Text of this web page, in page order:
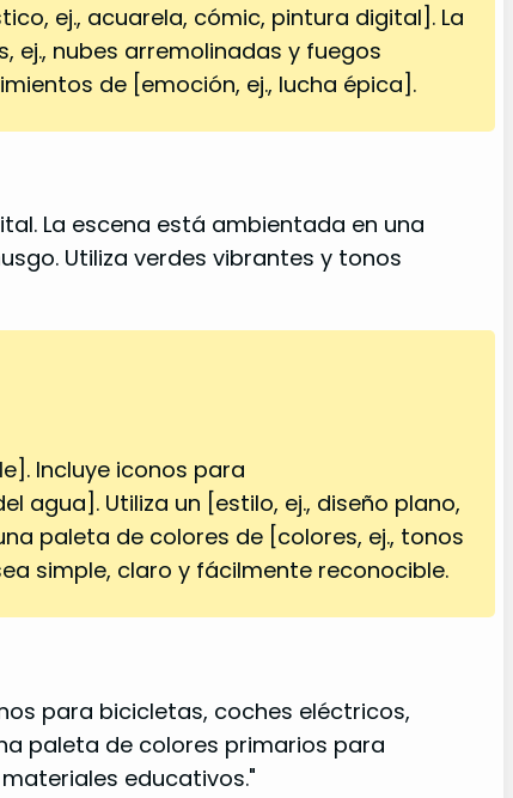
ej., acuarela, cómic, pintura digital]. La
nubes arremolinadas y fuegos
de [emoción, ej., lucha épica].
La escena está ambientada en una
Utiliza verdes vibrantes y tonos
Incluye iconos para
agua]. Utiliza un [estilo, ej., diseño plano,
paleta de colores de [colores, ej., tonos
simple, claro y fácilmente reconocible.
para bicicletas, coches eléctricos,
paleta de colores primarios para
educativos."